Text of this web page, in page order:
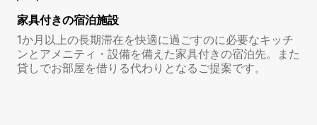
家具付き⁠の宿⁠泊⁠施⁠設
1か月以上の長期滞在を快適に過ごすのに必要なキッチ
ンとアメニティ・設備を備えた家具付きの宿泊先。また
貸しでお部屋を借りる代わりとなるご提案です。